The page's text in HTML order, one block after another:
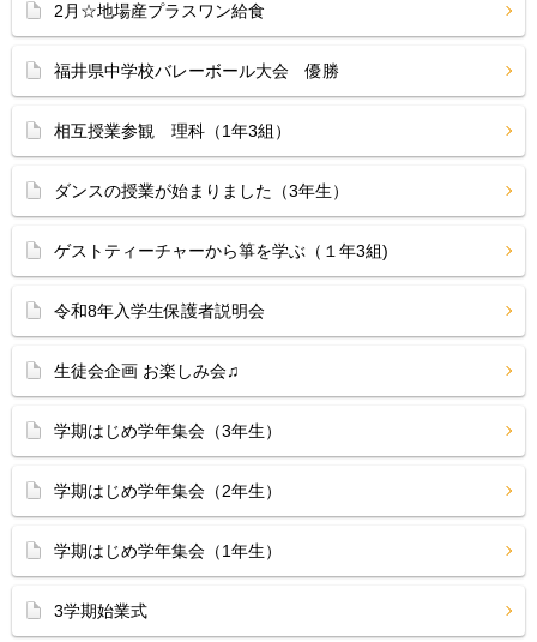
2月☆地場産プラスワン給食
福井県中学校バレーボール大会 優勝
相互授業参観 理科（1年3組）
ダンスの授業が始まりました（3年生）
ゲストティーチャーから箏を学ぶ（１年3組)
令和8年入学生保護者説明会
生徒会企画 お楽しみ会♫
学期はじめ学年集会（3年生）
学期はじめ学年集会（2年生）
学期はじめ学年集会（1年生）
3学期始業式